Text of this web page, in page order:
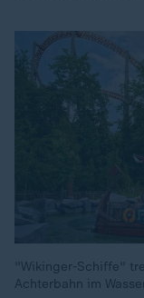
"Wikinger-Schiffe"
Achterbahn im